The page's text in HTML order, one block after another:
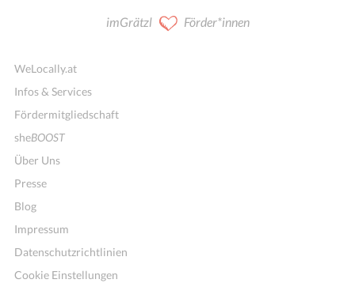
imGrätzl Förder*innen
WeLocally.at
Infos & Services
Fördermitgliedschaft
sheBOOST
Über Uns
Presse
Blog
Impressum
Datenschutzrichtlinien
Cookie Einstellungen